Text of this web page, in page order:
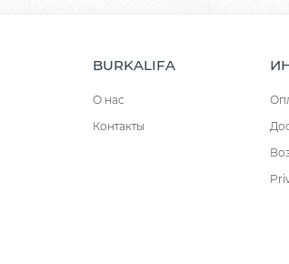
BURKALIFA
О нас
Контакты